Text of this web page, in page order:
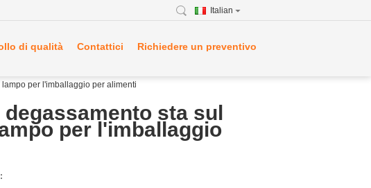
Italian
di qualità Contattici Richiedere un preventivo
per l'imballaggio per alimenti
sta sul
per l'imballaggio